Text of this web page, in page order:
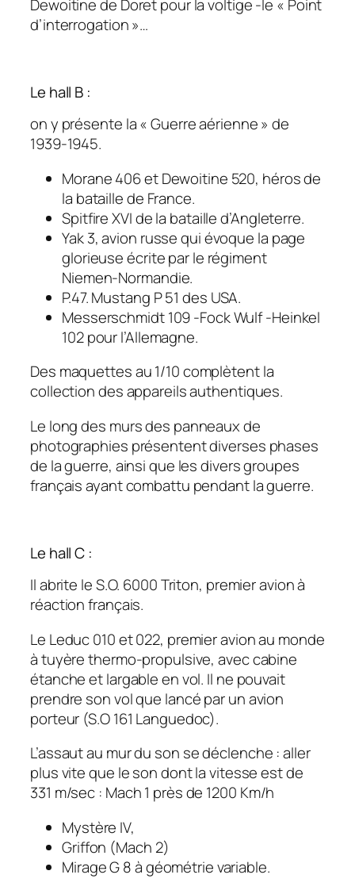
Dewoitine de Doret pour la voltige -le « Point
d’interrogation »…
Le hall B :
on y présente la « Guerre aérienne » de
1939-1945.
Morane 406 et Dewoitine 520, héros de
la bataille de France.
Spitfire XVI de la bataille d’Angleterre.
Yak 3, avion russe qui évoque la page
glorieuse écrite par le régiment
Niemen-Normandie.
P.47. Mustang P 51 des USA.
Messerschmidt 109 -Fock Wulf -Heinkel
102 pour l’Allemagne.
Des maquettes au 1/10 complètent la
collection des appareils authentiques.
Le long des murs des panneaux de
photographies présentent diverses phases
de la guerre, ainsi que les divers groupes
français ayant combattu pendant la guerre.
Le hall C :
Il abrite le S.O. 6000 Triton, premier avion à
réaction français.
Le Leduc 010 et 022, premier avion au monde
à tuyère thermo-propulsive, avec cabine
étanche et largable en vol. Il ne pouvait
prendre son vol que lancé par un avion
porteur (S.O 161 Languedoc).
L’assaut au mur du son se déclenche : aller
plus vite que le son dont la vitesse est de
331 m/sec : Mach 1 près de 1200 Km/h
Mystère IV,
Griffon (Mach 2)
Mirage G 8 à géométrie variable.